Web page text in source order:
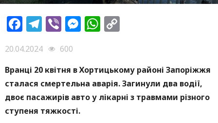
Facebook
Telegram
ViberMessenger
WhatsApp
20.04.2024
600
Вранці 20 квітня в Хортицькому районі Запоріжжя
сталася смертельна аварія. Загинули два водії,
двоє пасажирів авто у лікарні з травмами різного
ступеня тяжкості.